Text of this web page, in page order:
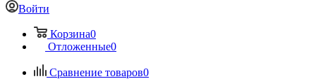
Войти
Корзина0
Отложенные0
Сравнение товаров0